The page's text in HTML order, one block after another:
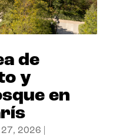
de
y
en
2026